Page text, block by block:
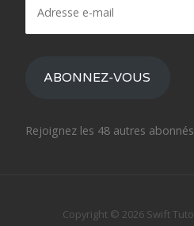
mail
ABONNEZ-VOUS
Rejoignez les 48 autres abonnés
Copyright © 2026 Swift Tuto